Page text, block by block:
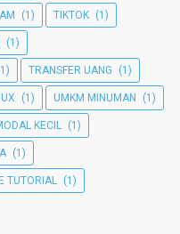
(1) TIKTOK (1)
(1)
TRANSFER UANG (1)
(1) UMKM MINUMAN (1)
KECIL (1)
(1)
TUTORIAL (1)